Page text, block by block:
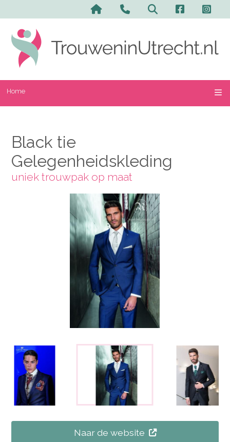
Home
Black tie
Gelegenheidskleding
uniek trouwpak op maat
Naar de website